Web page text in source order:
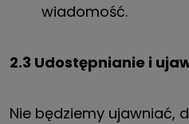
wiadomość.
2.3 Udostępnianie i
Nie będziemy ujawniać,